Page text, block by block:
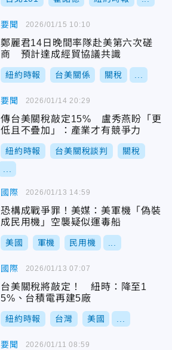
要聞
鄭麗君14日晚間率隊赴美第六次磋
商 預計達成經貿協議共識
紐約時報 台美關係 關稅
2026/01/15 10:10
要聞
傳台美關稅敲定15% 盧秀燕盼「更
低且不疊加」：產業才有競爭力
紐約時報 台美關稅談判 關稅
2026/01/14 20:29
國際
恐構成戰爭罪！美媒：美軍機「偽裝
成民用機」空襲疑似運毒船
美國 軍機 民用機
2026/01/13 14:59
國際
台美關稅將敲定！ 紐時：降至1
5%、台積電再建5廠
紐約時報 台灣 美國
2026/01/13 07:07
要聞 2026/01/11 08:59